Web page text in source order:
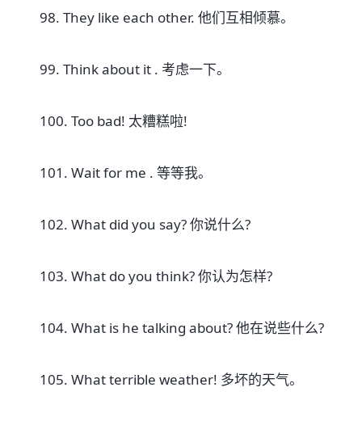
98. They like each other. 他们互相倾慕。
99. Think about it . 考虑一下。
100. Too bad! 太糟糕啦!
101. Wait for me . 等等我。
102. What did you say? 你说什么?
103. What do you think? 你认为怎样?
104. What is he talking about? 他在说些什么?
105. What terrible weather! 多坏的天气。